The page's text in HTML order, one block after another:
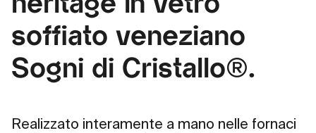
soffiato veneziano
Sogni di Cristallo®.
Realizzato interamente a mano nelle fornaci